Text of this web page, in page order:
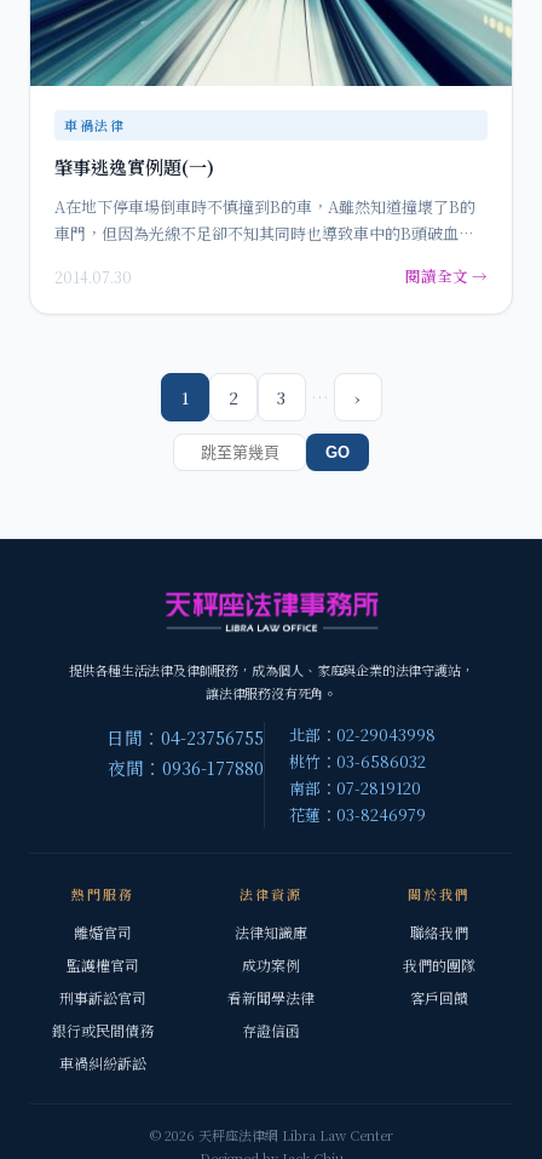
車禍法律
肇事逃逸實例題(一)
A在地下停車場倒車時不慎撞到B的車，A雖然知道撞壞了B的
車門，但因為光線不足卻不知其同時也導致車中的B頭破血
2014.07.30 閱讀全文 →
1 2 3 … ›
GO
提供各種生活法律及律師服務，成為個人、家庭與企業的法律守護站，
讓法律服務沒有死角。
日間：04-23756755
夜間：0936-177880
北部：02-29043998
桃竹：03-6586032
南部：07-2819120
花蓮：03-8246979
熱門服務
離婚官司
監護權官司
刑事訴訟官司
銀行或民間債務
車禍糾紛訴訟
法律資源
法律知識庫
成功案例
看新聞學法律
存證信函
關於我們
聯絡我們
我們的團隊
客戶回饋
© 2026 天秤座法律網 Libra Law Center